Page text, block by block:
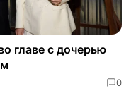
главе с дочерью
0